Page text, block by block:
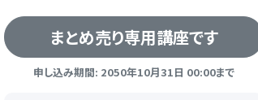
まとめ売り専用講座です
申し込み期間: 2050年10月31日 00:00まで